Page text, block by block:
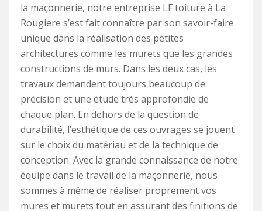
la maçonnerie, notre entreprise LF toiture à La
Rougiere s’est fait connaître par son savoir-faire
unique dans la réalisation des petites
architectures comme les murets que les grandes
constructions de murs. Dans les deux cas, les
travaux demandent toujours beaucoup de
précision et une étude très approfondie de
chaque plan. En dehors de la question de
durabilité, l’esthétique de ces ouvrages se jouent
sur le choix du matériau et de la technique de
conception. Avec la grande connaissance de notre
équipe dans le travail de la maçonnerie, nous
sommes à même de réaliser proprement vos
mures et murets tout en assurant des finitions de